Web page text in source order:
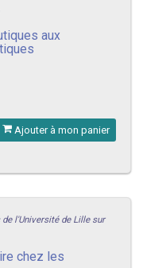
aux
Ajouter à mon panier
l'Université de Lille sur
chez les